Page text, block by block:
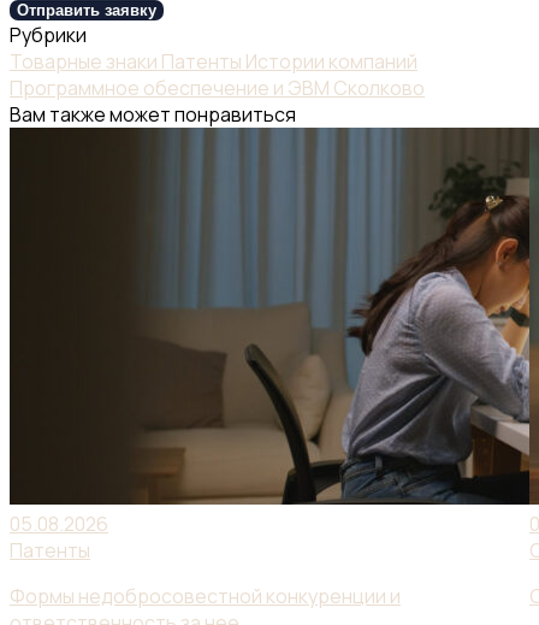
Отправить заявку
Рубрики
Товарные знаки Патенты Истории компаний
Программное обеспечение и ЭВМ Сколково
Вам также может понравиться
05.08.2026
Патенты
Формы недобросовестной конкуренции и